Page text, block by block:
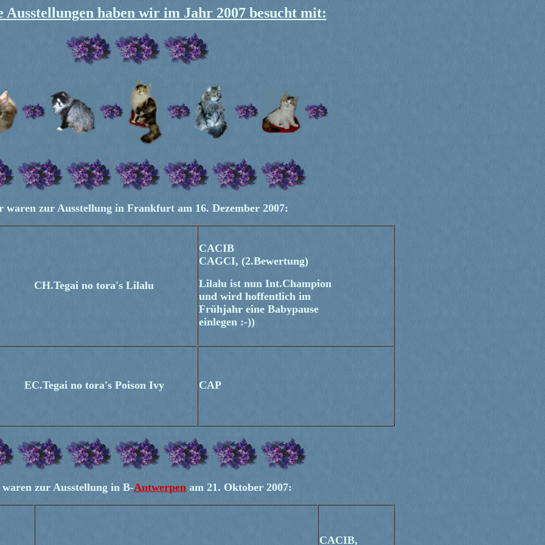
Ausstellungen haben wir im Jahr 2007 besucht mit:
waren zur Ausstellung in Frankfurt am 16. Dezember 2007:
CH.Tegai no tora's Lilalu
CACIB
CAGCI, (2.Bewertung)
Lilalu ist nun Int.Champion
und wird hoffentlich im
Frühjahr eine Babypause
einlegen :-))
EC.Tegai no tora's Poison Ivy CAP
zur Ausstellung in B-Antwerpen am 21. Oktober 2007:
CACIB,